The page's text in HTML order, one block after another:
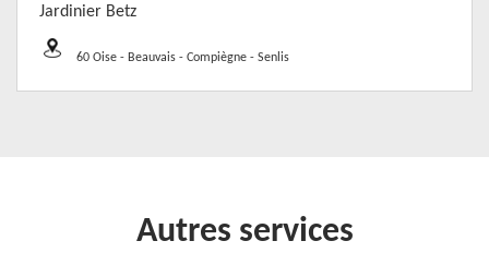
Jardinier Betz
60 Oise - Beauvais - Compiègne - Senlis
Autres services